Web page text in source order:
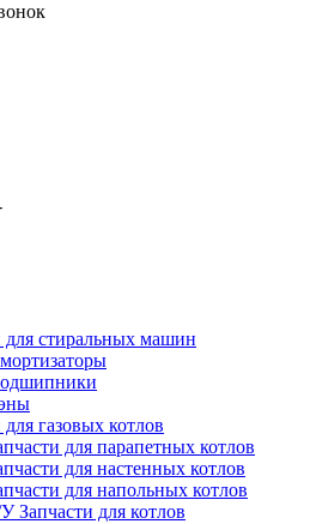
для стиральных машин
для газовых котлов
для парапетных котлов
для настенных котлов
для напольных котлов
Запчасти для котлов